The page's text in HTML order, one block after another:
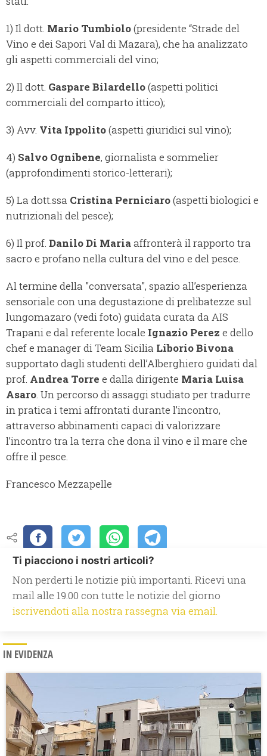
1) Il dott. Mario Tumbiolo(presidente “Strade del
Vino e dei Sapori Val di Mazara), che ha analizzato
gli aspetti commerciali del vino;
2) Il dott. Gaspare Bilardello(aspetti politici
commerciali del comparto ittico);
3) Avv. Vita Ippolito(aspetti giuridici sul vino);
4) Salvo Ognibene, giornalista e sommelier
(approfondimenti storico-letterari);
5) La dott.ssa Cristina Perniciaro(aspetti biologici e
nutrizionali del pesce);
6) Il prof. Danilo Di Mariaaffronterà il rapporto tra
sacro e profano nella cultura del vino e del pesce.
Al termine della "conversata", spazio all’esperienza
sensoriale con una degustazione di prelibatezze sul
lungomazaro (vedi foto) guidata curata da AIS
Trapani e dal referente locale Ignazio Perez e dello
chef e manager di Team Sicilia Liborio Bivona
supportato dagli studenti dell’Alberghiero guidati dal
prof. Andrea Torre e dalla dirigente Maria Luisa
Asaro. Un percorso di assaggi studiato per tradurre
in pratica i temi affrontati durante l’incontro,
attraverso abbinamenti capaci di valorizzare
l’incontro tra la terra che dona il vino e il mare che
offre il pesce.
Francesco Mezzapelle
Ti piacciono i nostri articoli?
Non perderti le notizie più importanti. Ricevi una
mail alle 19.00 con tutte le notizie del giorno
iscrivendoti alla nostra rassegna via email.
IN EVIDENZA